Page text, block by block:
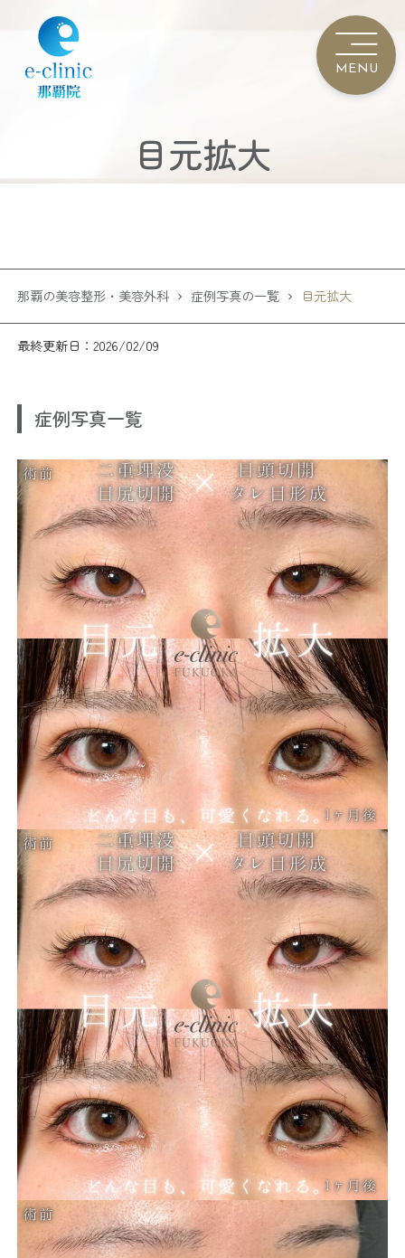
目元拡大
那覇の美容整形・美容外科 症例写真の一覧 目元拡大
最終更新日：2026/02/09
症例写真一覧